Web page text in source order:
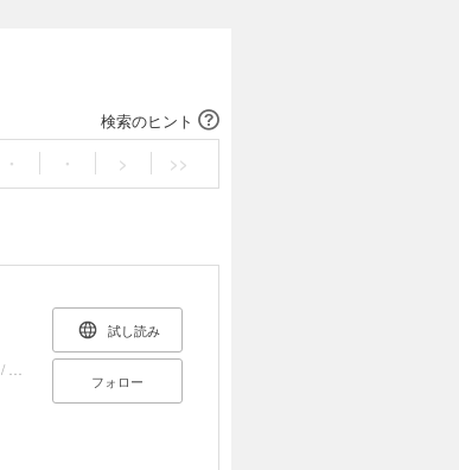
検索のヒント
・ ・ > >>
/ 南勝久
試し読み
フォロー